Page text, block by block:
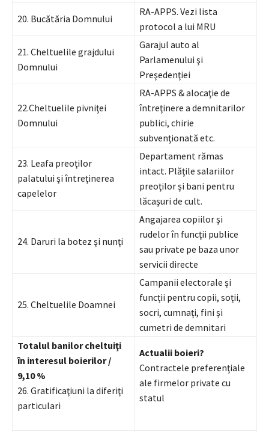
20. Bucătăria Domnului
RA-APPS. Vezi lista
protocol a lui MRU
21. Cheltuelile grajdului
Domnului
Garajul auto al
Parlamenului şi
Preşedenţiei
22.Cheltuelile pivniţei
Domnului
RA-APPS & alocaţie de
întreţinere a demnitarilor
publici, chirie
subvenţionată etc.
23. Leafa preoţilor
palatului şi întreţinerea
capelelor
Departament rămas
intact. Plăţile salariilor
preoţilor şi bani pentru
lăcaşuri de cult.
24. Daruri la botez şi nunţi
Angajarea copiilor şi
rudelor în funcţii publice
sau private pe baza unor
servicii directe
25. Cheltuelile Doamnei
Campanii electorale și
funcții pentru copii, soții,
socri, cumnați, fini și
cumetri de demnitari
Totalul banilor cheltuiţi
în interesul boierilor /
9,10 %
26. Gratificaţiuni la diferiţi
particulari
Actualii boieri?
Contractele preferenţiale
ale firmelor private cu
statul